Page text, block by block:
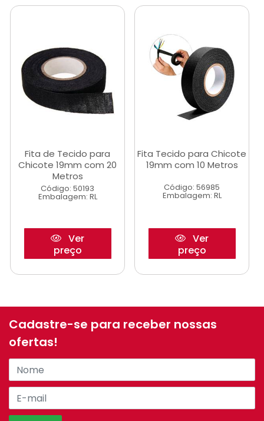
Fita de Tecido para
Chicote 19mm com 20
Metros
Código: 50193
Embalagem: RL
Ver
preço
Fita Tecido para Chicote
19mm com 10 Metros
Código: 56985
Embalagem: RL
Ver
preço
Cadastre-se para receber nossas
ofertas!